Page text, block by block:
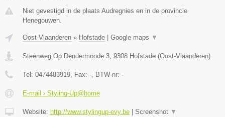
Niet gevestigd in de plaats Audregnies en in de provincie
Henegouwen.
Oost-Vlaanderen » Hofstade | Google maps ▼
Steenweg Op Dendermonde 3 9308 Hofstade (Oost-Vlaanderen)
Tel: 0474483919 , Fax: - , BTW-nr: -
E-mail › Styling-Up@home
Website: http://www.stylingup-evy.be | Screenshot ▼